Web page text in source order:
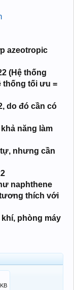
azeotropic
(Hệ thống
thống tối ưu =
do đó cần có
năng làm
nhưng cần
naphthene
thích với
phòng máy